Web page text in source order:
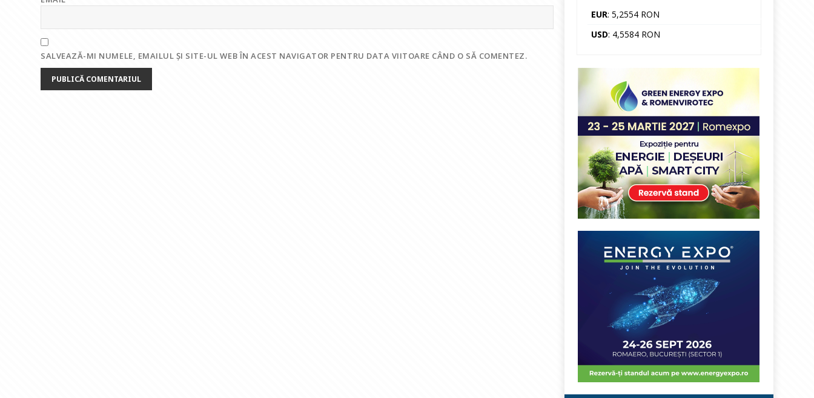
SALVEAZĂ-MI NUMELE, EMAILUL ȘI SITE-UL WEB ÎN ACEST NAVIGATOR PENTRU DATA VIITOARE CÂND O SĂ COMENTEZ.
EUR: 5,2554 RON
USD: 4,5584 RON